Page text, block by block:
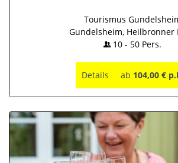
Tourismus
Gundelsheim, Heilbronner
10 - 50 Pers.
Details ab 104,00 €